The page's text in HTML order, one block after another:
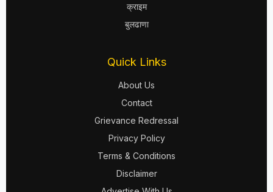
क्राइम
बुलढाणा
Quick Links
About Us
Contact
Grievance Redressal
Privacy Policy
Terms & Conditions
Disclaimer